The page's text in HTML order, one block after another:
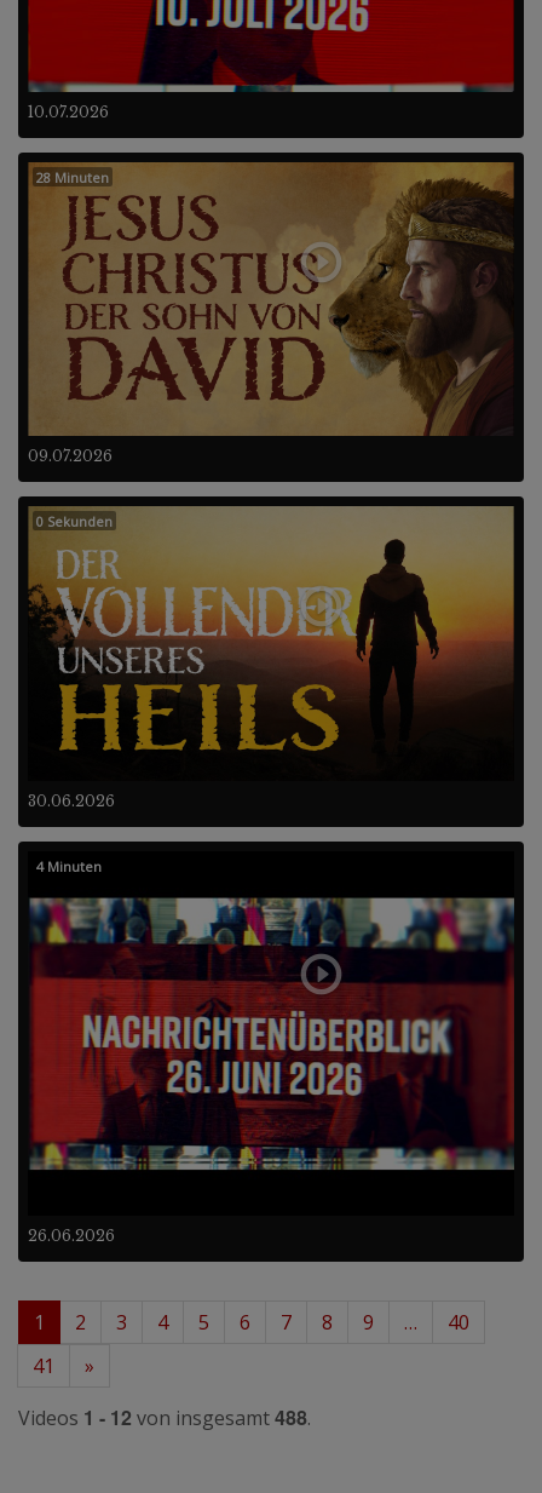
10.07.2026
09.07.2026
28 Minuten
30.06.2026
0 Sekunden
26.06.2026
4 Minuten
1 2 3 4 5 6 7 8 9 …
40
41
»
Videos 1 - 12 von insgesamt488.